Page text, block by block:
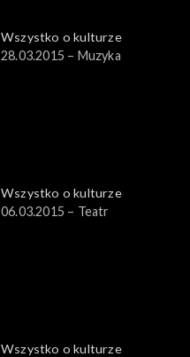
Wszystko o kulturze
28.03.2015 – Muzyka
Wszystko o kulturze
06.03.2015 – Teatr
Wszystko o kulturze